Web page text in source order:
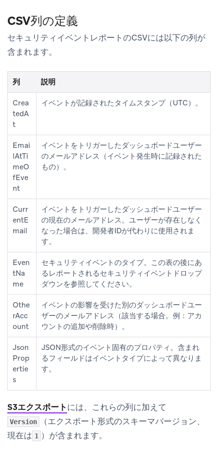
CSV列の定義
セキュリティイベントレポートのCSVには以下の列が
含まれます。
列 説明
Crea
tedA
t
イベントが記録されたタイムスタンプ（UTC）。
Emai
lAtTi
meO
fEve
nt
イベントをトリガーしたダッシュボードユーザー
のメールアドレス（イベント発生時に記録された
もの）。
Curr
entE
mail
イベントをトリガーしたダッシュボードユーザー
の現在のメールアドレス。ユーザーが存在しなく
なった場合は、開発者IDが代わりに使用されま
す。
Even
tNa
me
セキュリティイベントのタイプ。この表の後にあ
る レポートされるセキュリティイベント ドロップ
ダウンを参照してください。
Othe
rAcc
ount
イベントの影響を受けた別のダッシュボードユー
ザーのメールアドレス（該当する場合。例：アカ
ウントの追加や削除時）。
Json
Prop
ertie
s
JSON形式のイベント固有のプロパティ。含まれ
るフィールドはイベントタイプによって異なりま
す。
S3エクスポートには、これらの列に加えて
Version
（エクスポート形式のスキーマバージョン、
現在は 1 ）が含まれます。